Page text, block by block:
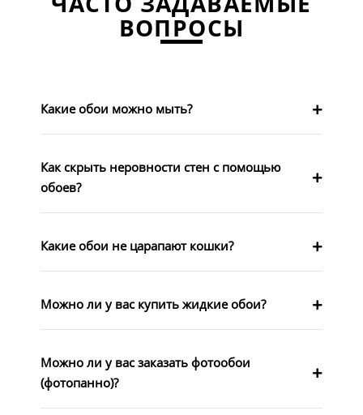
ВОПРОСЫ
Какие обои можно мыть?
Как скрыть неровности стен с помощью
обоев?
Какие обои не царапают кошки?
Можно ли у вас купить жидкие обои?
Можно ли у вас заказать фотообои
(фотопанно)?